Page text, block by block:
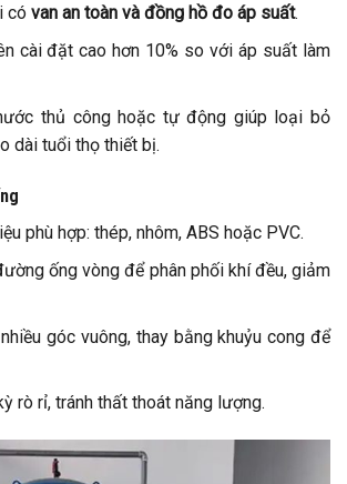
có van an toàn và đồng hồ đo áp suất.
cài đặt cao hơn 10% so với áp suất làm
thủ công hoặc tự động giúp loại bỏ
dài tuổi thọ thiết bị.
phù hợp: thép, nhôm, ABS hoặc PVC.
ống vòng để phân phối khí đều, giảm
góc vuông, thay bằng khuỷu cong để
rò rỉ, tránh thất thoát năng lượng.